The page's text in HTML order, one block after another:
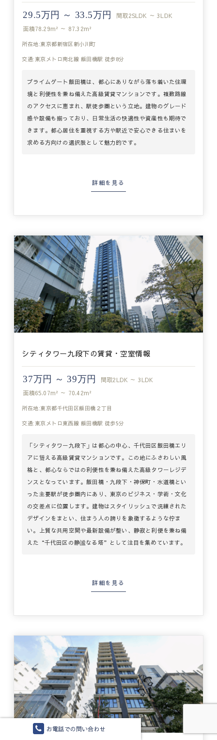
お電話での問い合わせ
29.5万円 ～ 33.5万円 間取2SLDK ～ 3LDK
面積78.29m² ～ 87.32m²
所在地:東京都新宿区新小川町
交通:東京メトロ南北線 飯田橋駅 徒歩8分
プライムゲート飯田橋は、都心にありながら落ち着いた住環
境と利便性を兼ね備えた高級賃貸マンションです。複数路線
のアクセスに恵まれ、駅徒歩圏という立地。建物のグレード
感や設備も揃っており、日常生活の快適性や資産性も期待で
きます。都心居住を重視する方や駅近で安心できる住まいを
求める方向けの選択肢として魅力的です。
詳細を見る
シティタワー九段下の賃貸・空室情報
37万円 ～ 39万円 間取2LDK ～ 3LDK
面積65.07m² ～ 70.42m²
所在地:東京都千代田区飯田橋２丁目
交通:東京メトロ東西線 飯田橋駅 徒歩5分
「シティタワー九段下」は都心の中心、千代田区飯田橋エリ
アに聳える高級賃貸マンションです。この地にふさわしい風
格と、都心ならではの利便性を兼ね備えた高級タワーレジデ
ンスとなっています。飯田橋・九段下・神保町・水道橋とい
った主要駅が徒歩圏内にあり、東京のビジネス・学術・文化
の交差点に位置します。建物はスタイリッシュで洗練された
デザインをまとい、住まう人の誇りを象徴するような佇ま
い。上質な共用空間や最新設備が整い、静寂と利便を兼ね備
えた“千代田区の静謐なる塔”として注目を集めています。
詳細を見る